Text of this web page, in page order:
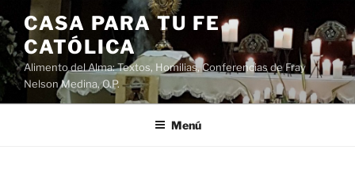
Saltar
al
contenido
CASA PARA TU FE
CATÓLICA
Alimento del Alma: Textos, Homilias, Conferencias de Fray
Nelson Medina, O.P.
Menú